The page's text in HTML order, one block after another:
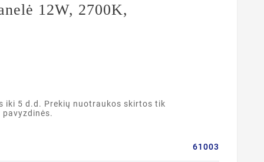
12W, 2700K,
iki 5 d.d. Prekių nuotraukos skirtos tik
61003